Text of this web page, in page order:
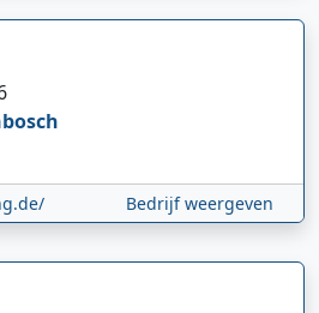
Bedrijf weergeven